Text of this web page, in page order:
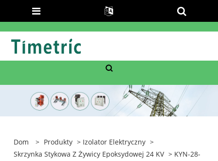
Dom > Produkty > Izolator Elektryczny >
Skrzynka Stykowa Z Żywicy Epoksydowej 24 KV > KYN-28-